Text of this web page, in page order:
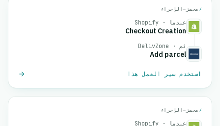
⚡ محفز →الإجراء
عندما · Shopify
Checkout Creation
ثم · DelivZone
Add parcel
استخدم سير العمل هذا
⚡ محفز →الإجراء
عندما · Shopify